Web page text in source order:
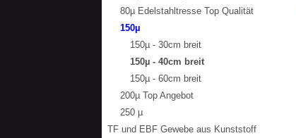
80µ Edelstahltresse Top Qualität
150µ
150µ - 30cm breit
150µ - 40cm breit
150µ - 60cm breit
200µ Top Angebot
250 µ
TF und EBF Gewebe aus Kunststoff